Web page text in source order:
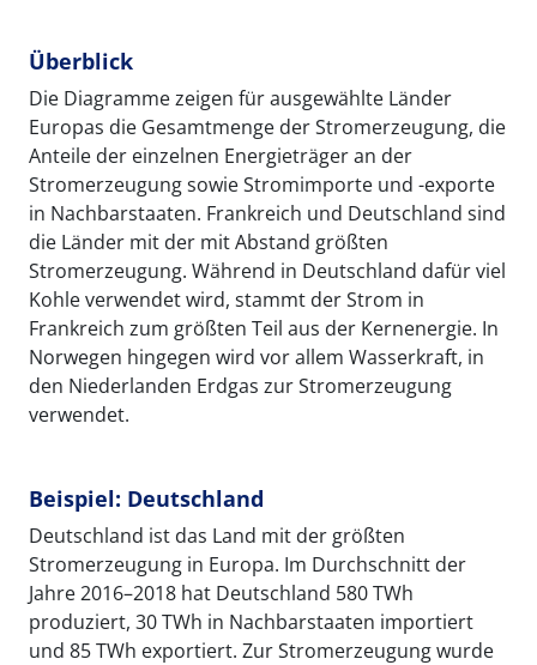
Überblick
Die Diagramme zeigen für ausgewählte Länder
Europas die Gesamtmenge der Stromerzeugung, die
Anteile der einzelnen Energieträger an der
Stromerzeugung sowie Stromimporte und -exporte
in Nachbarstaaten. Frankreich und Deutschland sind
die Länder mit der mit Abstand größten
Stromerzeugung. Während in Deutschland dafür viel
Kohle verwendet wird, stammt der Strom in
Frankreich zum größten Teil aus der Kernenergie. In
Norwegen hingegen wird vor allem Wasserkraft, in
den Niederlanden Erdgas zur Stromerzeugung
verwendet.
Beispiel: Deutschland
Deutschland ist das Land mit der größten
Stromerzeugung in Europa. Im Durchschnitt der
Jahre 2016–2018 hat Deutschland 580 TWh
produziert, 30 TWh in Nachbarstaaten importiert
und 85 TWh exportiert. Zur Stromerzeugung wurde